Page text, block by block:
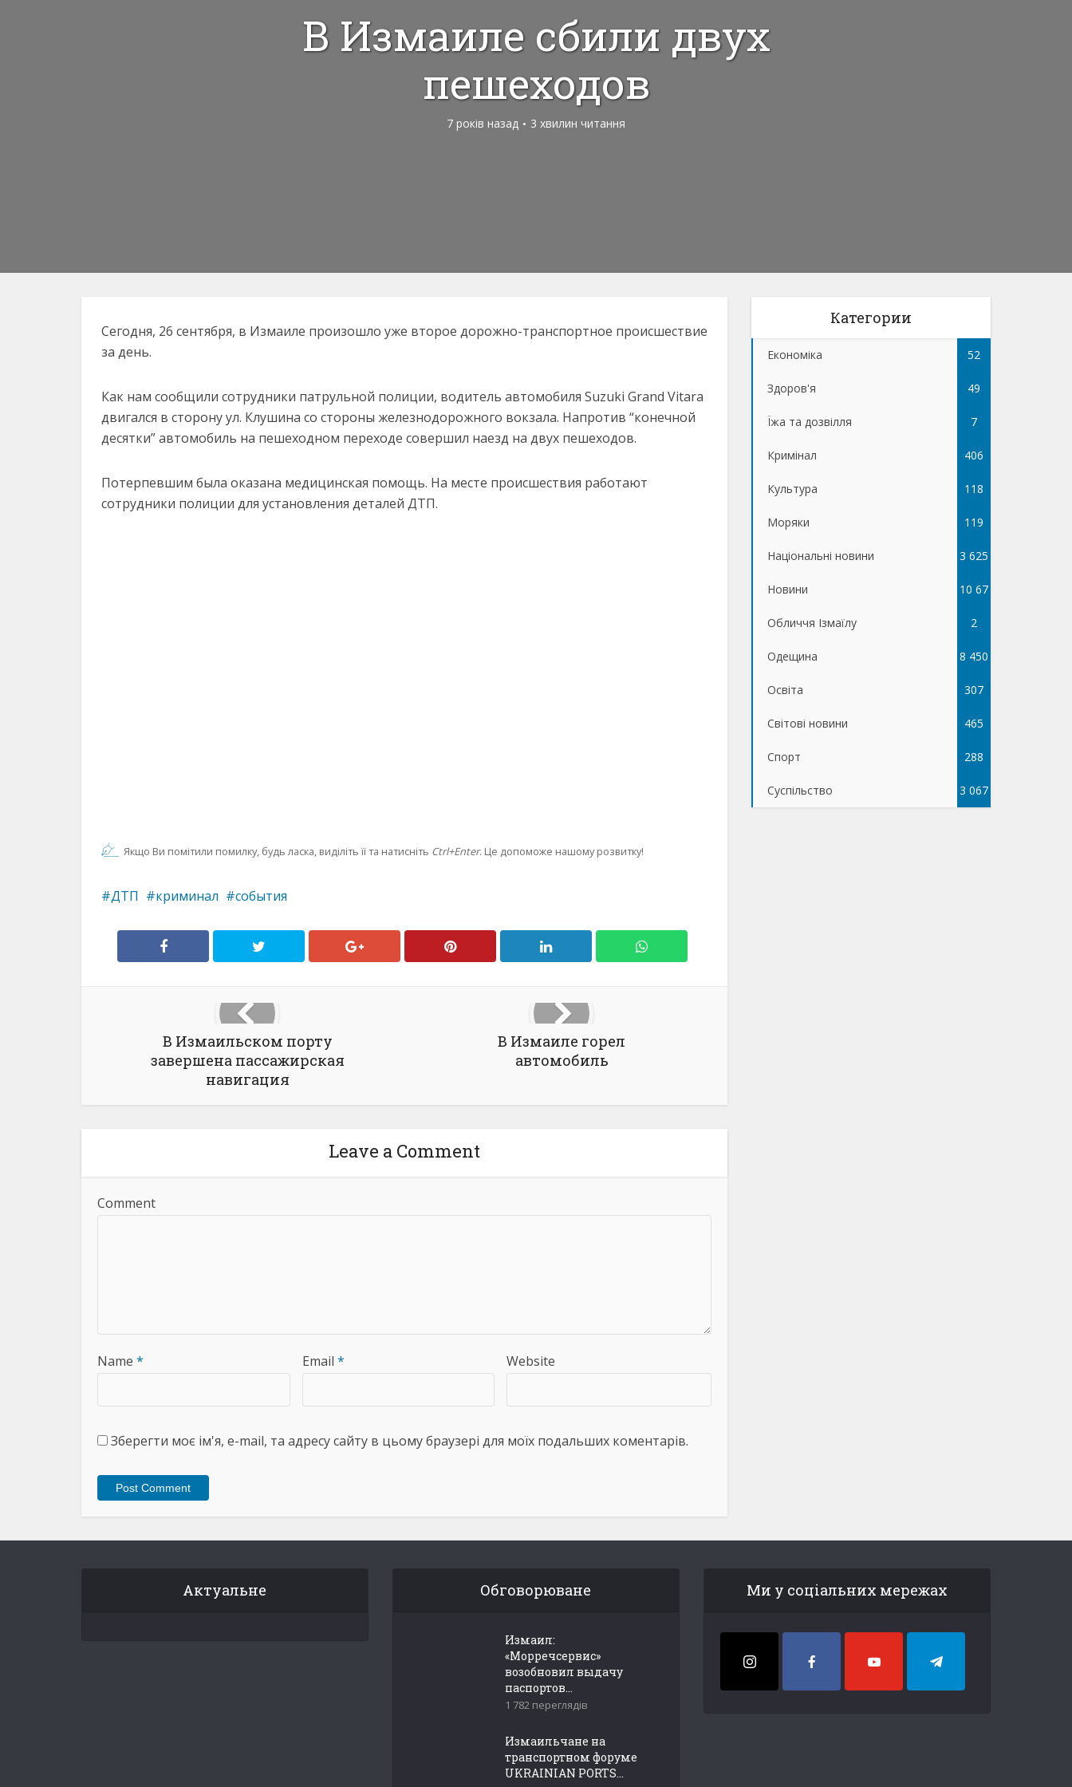
В Измаиле сбили двух
пешеходов
7 років назад 3 хвилин читання
Сегодня, 26 сентября, в Измаиле произошло уже второе дорожно-транспортное происшествие
за день.
Как нам сообщили сотрудники патрульной полиции, водитель автомобиля Suzuki Grand Vitara
двигался в сторону ул. Клушина со стороны железнодорожного вокзала. Напротив “конечной
десятки” автомобиль на пешеходном переходе совершил наезд на двух пешеходов.
Потерпевшим была оказана медицинская помощь. На месте происшествия работают
сотрудники полиции для установления деталей ДТП.
Якщо Ви помітили помилку, будь ласка, виділіть її та натисніть Ctrl+Enter. Це допоможе нашому розвитку!
ДТП криминал события
В Измаильском порту
завершена пассажирская
навигация
В Измаиле горел
автомобиль
Leave a Comment
Comment
Name * Email * Website
Зберегти моє ім'я, e-mail, та адресу сайту в цьому браузері для моїх подальших коментарів.
Категории
Економіка 52
Здоров'я 49
Їжа та дозвілля 7
Кримінал 406
Культура 118
Моряки 119
Національні новини 3 625
Новини 10 67
5
Обличчя Ізмаїлу 2
Одещина 8 450
Освіта 307
Світові новини 465
Спорт 288
Суспільство 3 067
Актуальне Обговорюване
Измаил:
«Морречсервис»
возобновил выдачу
паспортов...
1 782 переглядів
Измаильчане на
транспортном форуме
UKRAINIAN PORTS...
Ми у соціальних мережах